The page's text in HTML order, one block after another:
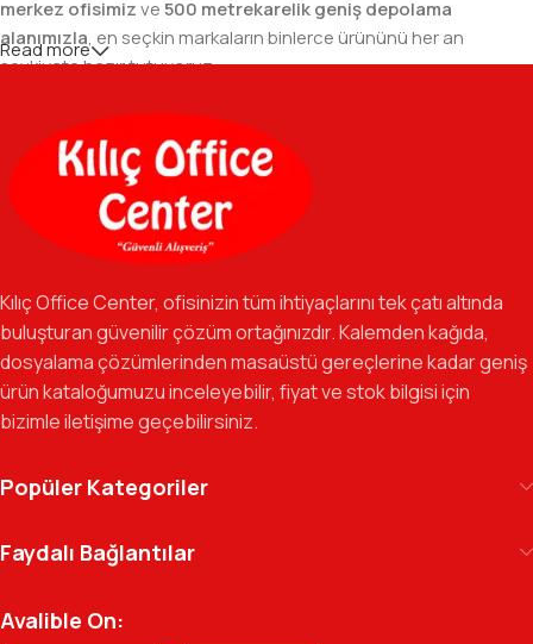
merkez ofisimizve500 metrekarelik geniş depolama
alanımızla, en seçkin markaların binlerce ürününü her an
sevkiyata hazır tutuyoruz.
Geniş Ürün Yelpazesi:Temel kırtasiye malzemelerinden teknik
ofis gereçlerine kadar, iş hayatınızda ihtiyaç duyduğunuz her
şeyi tek bir çatı altında, en uygun fiyat avantajlarıyla bulmanızı
sağlıyoruz.
Özverili Takım Ruhu:İşini tutkuyla yapan, güler yüzlü ve çözüm
güvenilir bir yol arkadaşı olmayı hedefliyoruz.
Gelecek Vizyonu:Kurumsal kimliğimizi yeni iş birlikleri ve global
markalarla güçlendirerek, Türkiye genelinde müşteri ağımızı her
geçen gün büyütmeye devam ediyoruz.
Kılıç Office Center
arşivinizdeki dosyaya kadar her detayda yanınızda.
Ofisinizin enerjisini ve verimliliğini artırmak için
profesyonel kadromuzla hizmetinizdeyiz.
Read more
Kılıç Office Center, ofisinizin tüm ihtiyaçlarını tek çatı altında
buluşturan güvenilir çözüm ortağınızdır. Kalemden kağıda,
dosyalama çözümlerinden masaüstü gereçlerine kadar geniş
ürün kataloğumuzu inceleyebilir, fiyat ve stok bilgisi için
bizimle iletişime geçebilirsiniz.
Popüler Kategoriler
Faydalı Bağlantılar
Avalible On: